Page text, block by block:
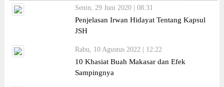
Senin, 29 Juni 2020 | 08:31
Penjelasan Irwan Hidayat Tentang Kapsul
JSH
Rabu, 10 Agustus 2022 | 12:22
10 Khasiat Buah Makasar dan Efek
Sampingnya